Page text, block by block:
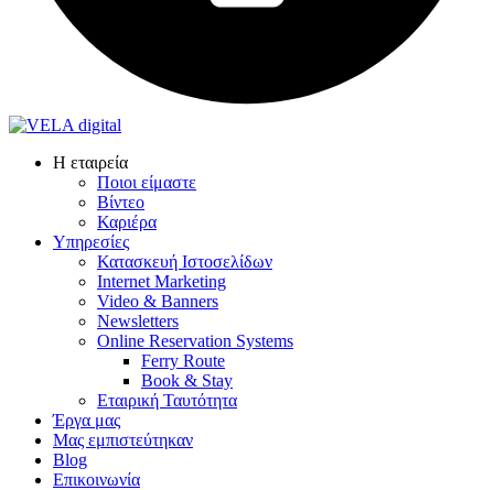
Η εταιρεία
Ποιοι είμαστε
Βίντεο
Καριέρα
Υπηρεσίες
Κατασκευή Ιστοσελίδων
Internet Marketing
Video & Banners
Newsletters
Online Reservation Systems
Ferry Route
Book & Stay
Εταιρική Ταυτότητα
Έργα μας
Μας εμπιστεύτηκαν
Blog
Επικοινωνία